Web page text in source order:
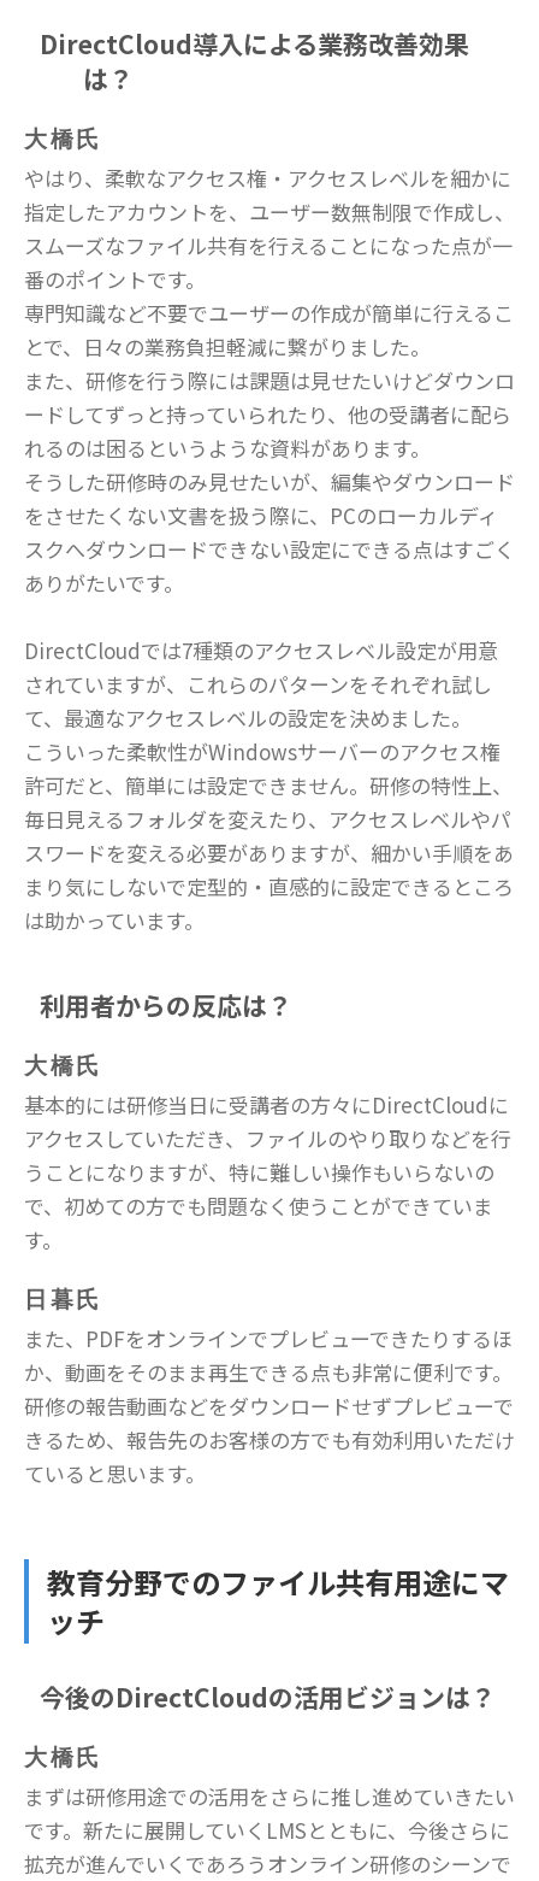
DirectCloud導入による業務改善効果
は？
大橋氏
やはり、柔軟なアクセス権・アクセスレベルを細かに
指定したアカウントを、ユーザー数無制限で作成し、
スムーズなファイル共有を行えることになった点が一
番のポイントです。
専門知識など不要でユーザーの作成が簡単に行えるこ
とで、日々の業務負担軽減に繋がりました。
また、研修を行う際には課題は見せたいけどダウンロ
ードしてずっと持っていられたり、他の受講者に配ら
れるのは困るというような資料があります。
そうした研修時のみ見せたいが、編集やダウンロード
をさせたくない文書を扱う際に、PCのローカルディ
スクへダウンロードできない設定にできる点はすごく
ありがたいです。
DirectCloudでは7種類のアクセスレベル設定が用意
されていますが、これらのパターンをそれぞれ試し
て、最適なアクセスレベルの設定を決めました。
こういった柔軟性がWindowsサーバーのアクセス権
許可だと、簡単には設定できません。研修の特性上、
毎日見えるフォルダを変えたり、アクセスレベルやパ
スワードを変える必要がありますが、細かい手順をあ
まり気にしないで定型的・直感的に設定できるところ
は助かっています。
利用者からの反応は？
大橋氏
基本的には研修当日に受講者の方々にDirectCloudに
アクセスしていただき、ファイルのやり取りなどを行
うことになりますが、特に難しい操作もいらないの
で、初めての方でも問題なく使うことができていま
す。
日暮氏
また、PDFをオンラインでプレビューできたりするほ
か、動画をそのまま再生できる点も非常に便利です。
研修の報告動画などをダウンロードせずプレビューで
きるため、報告先のお客様の方でも有効利用いただけ
ていると思います。
教育分野でのファイル共有用途にマ
ッチ
今後のDirectCloudの活用ビジョンは？
大橋氏
まずは研修用途での活用をさらに推し進めていきたい
です。新たに展開していくLMSとともに、今後さらに
拡充が進んでいくであろうオンライン研修のシーンで